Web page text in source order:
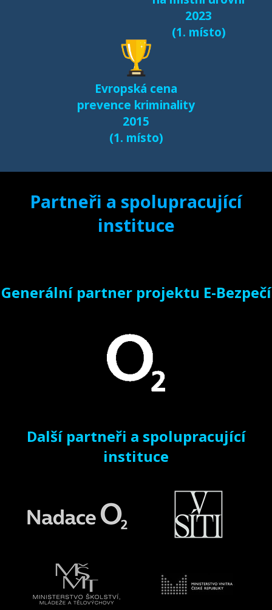
Další výsledky jsou k
samostatné stránce
e-bezpeci.cz/vyzkum.
2023
(1. místo)
Evropská cena
prevence kriminality
2015
(1. místo)
Partneři a spolupracující
instituce
Generální partner projektu E-Bezpečí
Další partneři a spolupracující
instituce